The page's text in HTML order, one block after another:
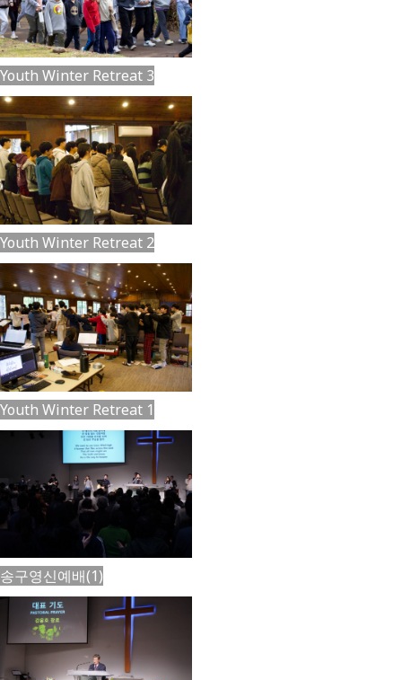
Youth Winter Retreat 3
Youth Winter Retreat 2
Youth Winter Retreat 1
송구영신예배(1)